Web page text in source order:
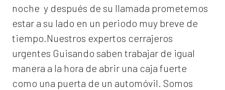
noche y después de su llamada prometemos
estar a su lado en un periodo muy breve de
tiempo.Nuestros expertos cerrajeros
urgentes Guisando saben trabajar de igual
manera a la hora de abrir una caja fuerte
como una puerta de un automóvil. Somos